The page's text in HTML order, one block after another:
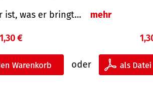
ist, was er bringt… mehr
1,30 €
oder